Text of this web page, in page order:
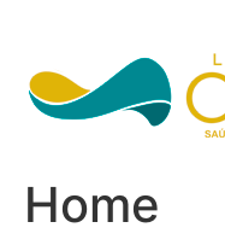
conteúdo
Home